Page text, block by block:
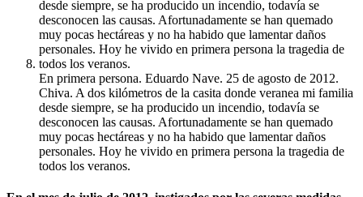
En primera persona. Eduardo Nave. 25 de agosto de 2012.
Chiva. A dos kilómetros de la casita donde veranea mi familia
desde siempre, se ha producido un incendio, todavía se
desconocen las causas. Afortunadamente se han quemado
muy pocas hectáreas y no ha habido que lamentar daños
personales. Hoy he vivido en primera persona la tragedia de
todos los veranos.